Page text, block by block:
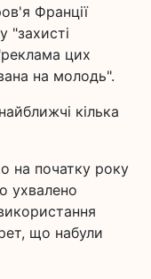
Франції
"захисті
цих
на молодь".
кілька
на початку року
ухвалено
що набули